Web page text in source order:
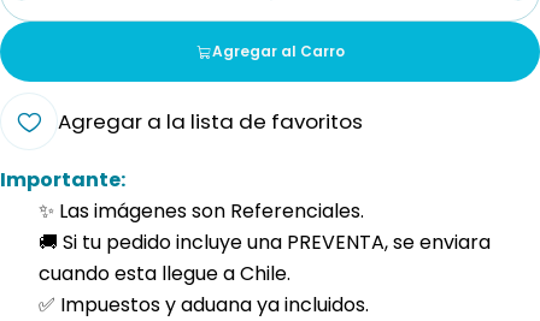
Cantidad
Agregar al Carro
Agregar a la lista de favoritos
Importante:
✨ Las imágenes son Referenciales.
🚚 Si tu pedido incluye una PREVENTA, se enviara
cuando esta llegue a Chile.
✅ Impuestos y aduana ya incluidos.